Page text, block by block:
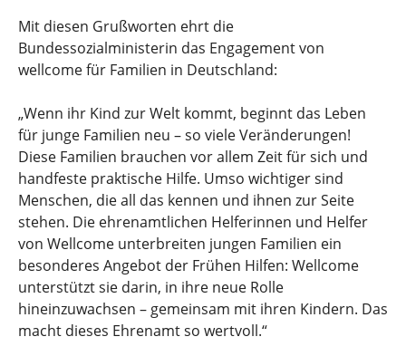
Mit diesen Grußworten ehrt die
Bundessozialministerin das Engagement von
wellcome für Familien in Deutschland:
„Wenn ihr Kind zur Welt kommt, beginnt das Leben
für junge Familien neu – so viele Veränderungen!
Diese Familien brauchen vor allem Zeit für sich und
handfeste praktische Hilfe. Umso wichtiger sind
Menschen, die all das kennen und ihnen zur Seite
stehen. Die ehrenamtlichen Helferinnen und Helfer
von Wellcome unterbreiten jungen Familien ein
besonderes Angebot der Frühen Hilfen: Wellcome
unterstützt sie darin, in ihre neue Rolle
hineinzuwachsen – gemeinsam mit ihren Kindern. Das
macht dieses Ehrenamt so wertvoll.“